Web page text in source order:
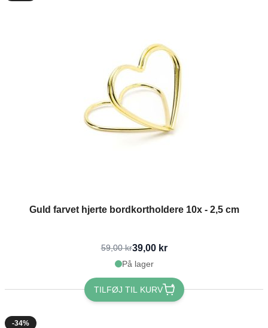
Guld farvet hjerte bordkortholdere 10x - 2,5 cm
59,00 kr39,00 kr
På lager
TILFØJ TIL KURV
-34%